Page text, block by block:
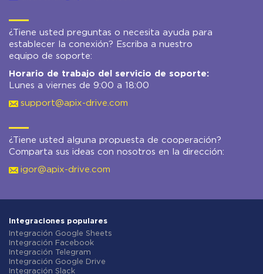
¿Tiene usted preguntas o necesita ayuda para
establecer la conexión? Escriba a nuestro
equipo de soporte:
Horario de trabajo del servicio de soporte:
Lunes a viernes de 9:00 a 18:00
support@apix-drive.com
¿Tiene usted alguna propuesta de cooperación?
Comparta sus ideas con nosotros en la dirección:
igor@apix-drive.com
Integraciones populares
Integración Google Sheets
Integración Facebook
Integración Telegram
Integración Google Drive
Integración Slack